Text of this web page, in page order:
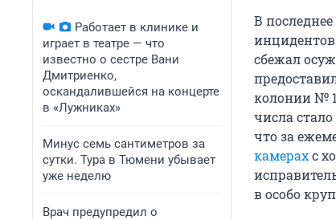
Работает в клинике и
играет в театре — что
известно о сестре Вани
Дмитриенко,
оскандалившейся на концерте
в «Лужниках»
Минус семь сантиметров за
сутки. Тура в Тюмени убывает
уже неделю
Врач предупредил о
В
сбежал
колонии №
числа
что за
камерахс
в особо